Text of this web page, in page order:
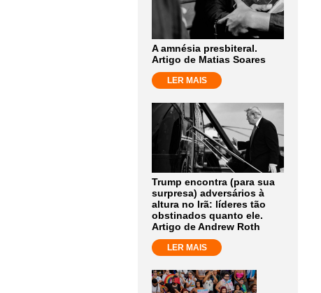
A amnésia presbiteral.
Artigo de Matias Soares
LER MAIS
Trump encontra (para sua
surpresa) adversários à
altura no Irã: líderes tão
obstinados quanto ele.
Artigo de Andrew Roth
LER MAIS